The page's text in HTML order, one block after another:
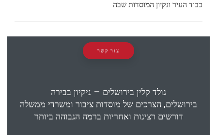
כבוד העיר ונקיון המוסדות שבה
צור קשר
גולד קלין בירושלים – ניקיון בבירה
בירושלים, הצרכים של מוסדות ציבור ומשרדי ממשלה
דורשים רצינות ואחריות ברמה הגבוהה ביותר